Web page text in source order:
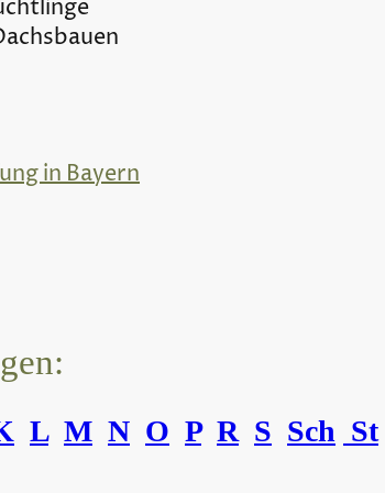
in Bayern
L M N O P R S Sch St